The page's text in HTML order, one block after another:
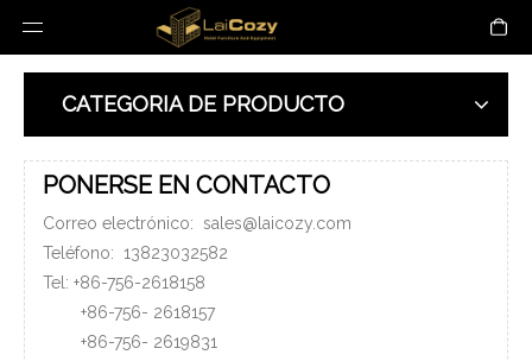
CATEGORIA DE PRODUCTO
PONERSE EN CONTACTO
Correo electrónico: sales@laicozy.com
Teléfono: 13823032582
Tel: +86-756-2618158
+86-756- 2618157
+86-756- 2619831